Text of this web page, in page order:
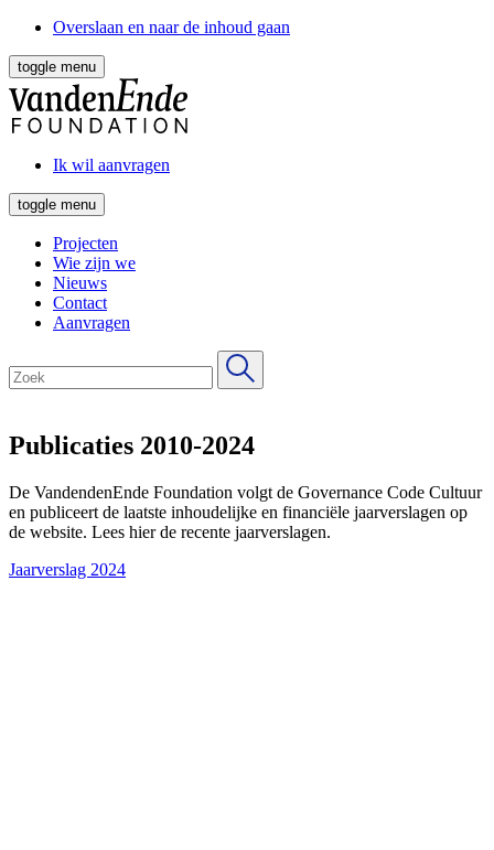
Overslaan en naar de inhoud gaan
toggle menu
Ik wil aanvragen
toggle menu
Projecten
Wie zijn we
Nieuws
Contact
Aanvragen
Publicaties 2010-2024
De VandendenEnde Foundation volgt de Governance Code Cultuur
en publiceert de laatste inhoudelijke en financiële jaarverslagen op
de website. Lees hier de recente jaarverslagen.
Jaarverslag 2024